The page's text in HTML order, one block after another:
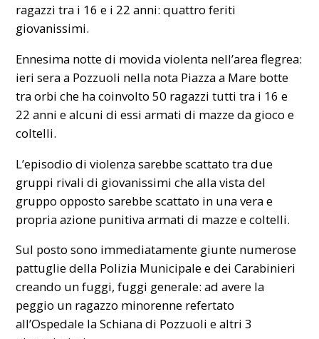
ragazzi tra i 16 e i 22 anni: quattro feriti
giovanissimi.
Ennesima notte di movida violenta nell’area flegrea:
ieri sera a Pozzuoli nella nota Piazza a Mare botte
tra orbi che ha coinvolto 50 ragazzi tutti tra i 16 e
22 anni e alcuni di essi armati di mazze da gioco e
coltelli.
L’episodio di violenza sarebbe scattato tra due
gruppi rivali di giovanissimi che alla vista del
gruppo opposto sarebbe scattato in una vera e
propria azione punitiva armati di mazze e coltelli.
Sul posto sono immediatamente giunte numerose
pattuglie della Polizia Municipale e dei Carabinieri
creando un fuggi, fuggi generale: ad avere la
peggio un ragazzo minorenne refertato
all’Ospedale la Schiana di Pozzuoli e altri 3